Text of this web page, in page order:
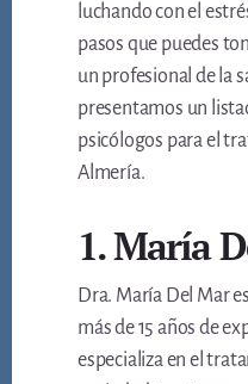
luchando con el
pasos que puedes
un profesional de la
presentamos un
psicólogos para el
Almería.
1. María
Dra. María Del Mar
más de 15 años de
especializa en el